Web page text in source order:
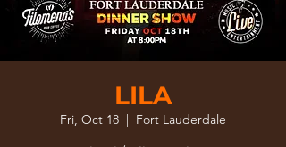
LILA
Fri, Oct 18
  |
Fort Lauderdale